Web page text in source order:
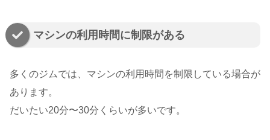
マシンの利用時間に制限がある
多くのジムでは、マシンの利用時間を制限している場合が
あります。
だいたい20分〜30分くらいが多いです。